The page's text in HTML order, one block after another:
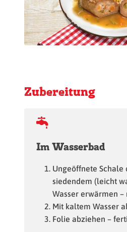
Zubereitung
Im Wasserbad
Ungeöffnete Schale
siedendem (leicht
Wasser erwärmen –
Mit kaltem Wasser
Folie abziehen –